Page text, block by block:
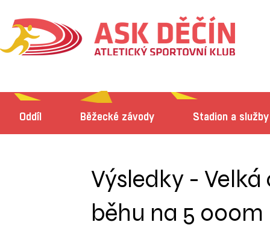
Oddíl Běžecké závody Stadion a služby
Výsledky - Velká
běhu na 5 000m